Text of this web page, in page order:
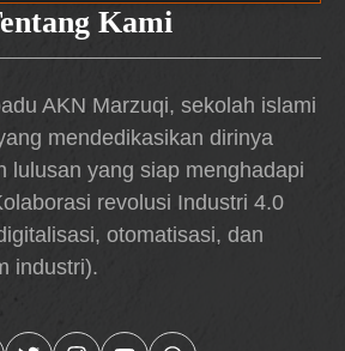
Kami
AKN Marzuqi, sekolah islami
mendedikasikan dirinya
lulusan yang siap menghadapi
revolusi Industri 4.0
otomatisasi, dan
industri).